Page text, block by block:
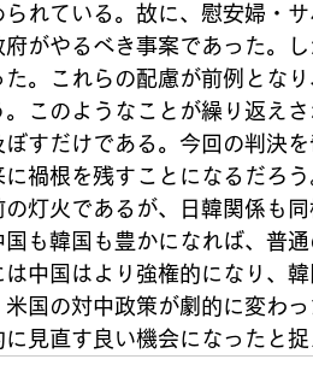
れている。故に、慰安婦・
がやるべき事案であった。
。これらの配慮が前例とな
このようなことが繰り返え
すだけである。今回の判決
禍根を残すことになるだろう
灯火であるが、日韓関係も
も韓国も豊かになれば、普
中国はより強権的になり、
国の対中政策が劇的に変わ
見直す良い機会になったと捉